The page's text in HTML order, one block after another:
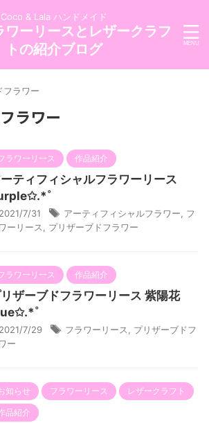
Coco & Lala ハンドメイド
ワーリースとレザークラフ
トの紹介ブログ
フラワー
ラワー
ラワーリース 作品紹介
ティフィシャルフラワーリース
2021/7/31 アーティフィシャルフラワー
フ
ーリース
プリザーブドフラワー
ラワーリース 作品紹介
ザーブドフラワーリース 紫陽花
2021/7/29 フラワーリース
プリザーブドフ
ー
知らせ フラワーリース レザークラフト
品紹介